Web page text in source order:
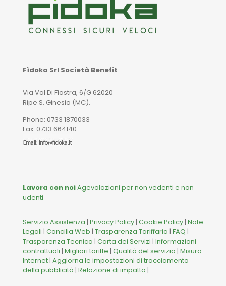
Fìdoka Srl Società Benefit
Via Val Di Fiastra, 6/G 62020
Ripe S. Ginesio (MC).
Phone: 0733 1870033
Fax: 0733 664140
Lavora con noiAgevolazioni per non vedenti e non
udenti
Servizio Assistenza | Privacy Policy | Cookie Policy | Note
Legali | Concilia Web | Trasparenza Tariffaria | FAQ |
Trasparenza Tecnica | Carta dei Servizi | Informazioni
contrattuali | Migliori tariffe | Qualità del servizio | Misura
Internet | Aggiorna le impostazioni di tracciamento
della pubblicità | Relazione di impatto |